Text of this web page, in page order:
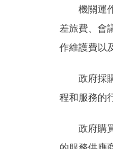
機關運作
差旅費、會
作維護費以
政府採購
程和服務的
政府購買